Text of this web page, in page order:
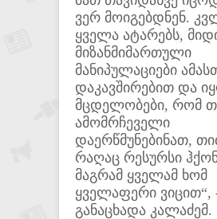
ვერ მოიგებდნენ.
ყველა ატარებს,
მიზანმიმართული
მანიპულაციები
დაკავშირებით და
მცდელობები, რომ
ამომრჩეველი
დაერწმუნებინათ,
რაღაც რესურსი
მაგრამ ყველამ ხომ
ყველაფერი ვიცით“,
განაცხადა კალაძემ.